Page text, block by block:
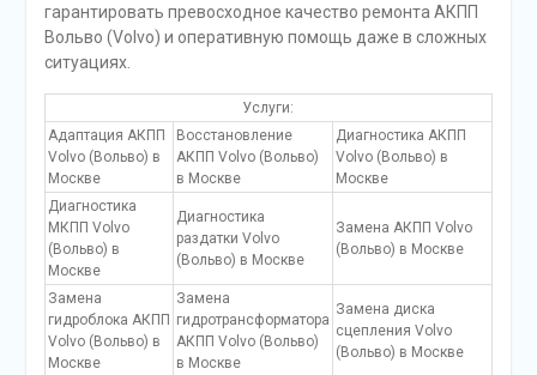
гарантировать превосходное качество ремонта АКПП
Вольво (Volvo) и оперативную помощь даже в сложных
ситуациях.
Услуги:
Адаптация АКПП
Volvo (Вольво) в
Москве
Восстановление
АКПП Volvo (Вольво)
в Москве
Диагностика АКПП
Volvo (Вольво) в
Москве
Диагностика
МКПП Volvo
(Вольво) в
Москве
Диагностика
раздатки Volvo
(Вольво) в Москве
Замена АКПП Volvo
(Вольво) в Москве
Замена
гидроблока АКПП
Volvo (Вольво) в
Москве
Замена
гидротрансформатора
АКПП Volvo (Вольво)
в Москве
Замена диска
сцепления Volvo
(Вольво) в Москве